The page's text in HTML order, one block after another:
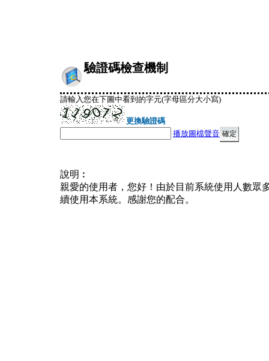
驗證碼檢查機制
請輸入您在下圖中看到的字元(字母區分大小寫)
更換驗證碼
播放圖檔聲音
說明︰
親愛的使用者，您好！由於目前系統使用人數眾
續使用本系統。感謝您的配合。